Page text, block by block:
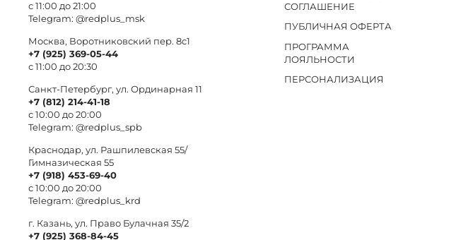
СОГЛАШЕНИЕ
ПУБЛИЧНАЯ ОФЕРТА
ПРОГРАММА
ЛОЯЛЬНОСТИ
ПЕРСОНАЛИЗАЦИЯ
с 11:00 до 21:00
Telegram: @redplus_msk
Москва, Воротниковский пер. 8c1
+7 (925) 369-05-44
с 11:00 до 20:30
Санкт-Петербург, ул. Ординарная 11
+7 (812) 214-41-18
с 10:00 до 20:00
Telegram: @redplus_spb
Краснодар, ул. Рашпилевская 55/
Гимназическая 55
+7 (918) 453-69-40
с 10:00 до 20:00
Telegram: @redplus_krd
г. Казань, ул. Право Булачная 35/2
+7 (925) 368-84-45